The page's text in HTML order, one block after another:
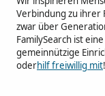
Verbindung zu ihrer
zwar über
FamilySearch ist
gemeinnützige
oderhilf freiwillig mit!